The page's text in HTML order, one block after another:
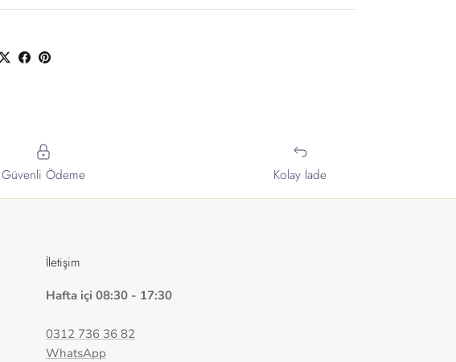
Güvenli Ödeme Kolay İade
İletişim
Hafta içi 08:30 - 17:30
0312 736 36 82
WhatsApp